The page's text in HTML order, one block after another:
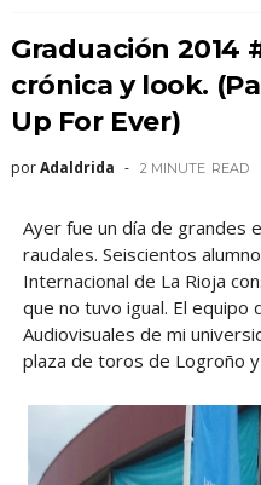
Graduación 2014
crónica y look.
Up For Ever)
porAdaldrida 2 MINUTE READ
Ayer fue un día de grandes
raudales. Seiscientos
Internacional de La Rioja
que no tuvo igual. El
Audiovisuales de mi
plaza de toros de Logroño